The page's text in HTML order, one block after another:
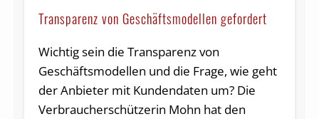
Transparenz von Geschäftsmodellen gefordert
Wichtig sein die Transparenz von
Geschäftsmodellen und die Frage, wie geht
der Anbieter mit Kundendaten um? Die
Verbraucherschützerin Mohn hat den